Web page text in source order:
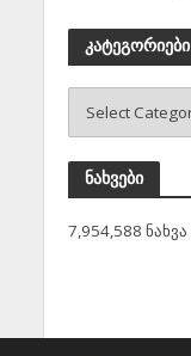
კატეგორიები
ნახვები
7,954,588 ნახვა